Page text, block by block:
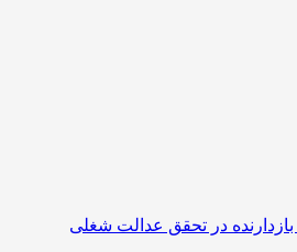
در تحقق عدالت شغلی